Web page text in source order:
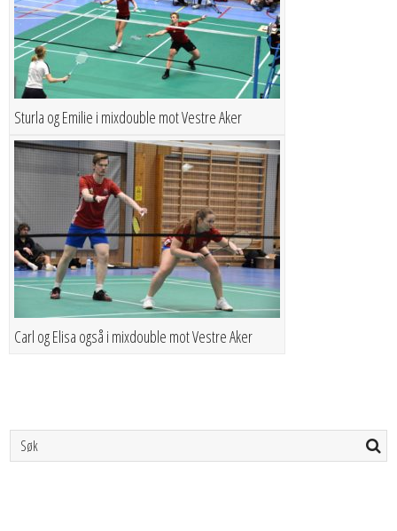
Sturla og Emilie i mixdouble mot Vestre Aker
Carl og Elisa også i mixdouble mot Vestre Aker